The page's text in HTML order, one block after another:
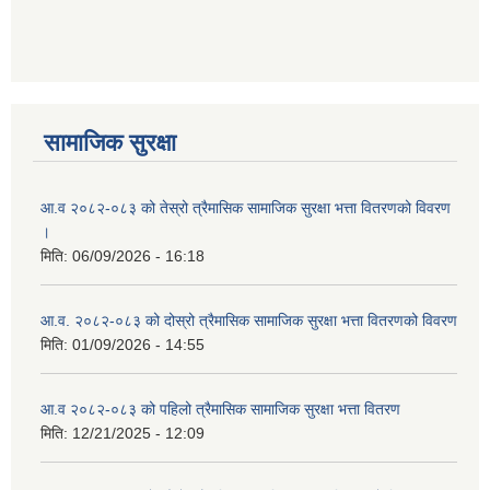
सामाजिक सुरक्षा
आ.व २०८२-०८३ को तेस्रो त्रैमासिक सामाजिक सुरक्षा भत्ता वितरणको विवरण
।
मिति: 06/09/2026 - 16:18
आ.व. २०८२-०८३ को दोस्रो त्रैमासिक सामाजिक सुरक्षा भत्ता वितरणको विवरण
मिति: 01/09/2026 - 14:55
आ.व २०८२-०८३ को पहिलो त्रैमासिक सामाजिक सुरक्षा भत्ता वितरण
मिति: 12/21/2025 - 12:09